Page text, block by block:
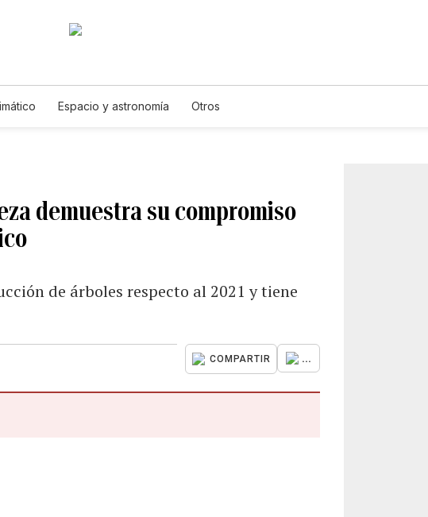
Espacio y astronomía Otros
demuestra su compromiso
de árboles respecto al 2021 y tiene
COMPARTIR ...